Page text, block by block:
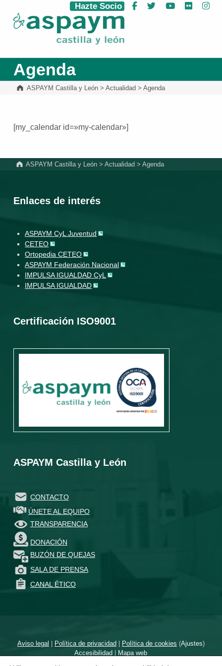
ASPAYM Castilla y León
Hazte Socio Facebook
Twitter YouTube
Flickr
Agenda
ASPAYM Castilla y León> Actualidad > Agenda
[my_calendar id=»my-calendar»]
ASPAYM Castilla y León >Actualidad >Agenda
Enlaces de interés
ASPAYM CyL Juventud
CETEO
Ortopedia CETEO
ASPAYM Federación Nacional
IMPULSA IGUALDAD CyL
IMPULSA IGUALDAD
Certificación ISO9001
ASPAYM Castilla y León
CONTACTO
ÚNETE AL EQUIPO
TRANSPARENCIA
DONACIÓN
BUZÓN DE QUEJAS
SALA DE PRENSA
CANAL ÉTICO
Aviso legal | Política de privacidad| Política de cookies (Ajustes)
Accesibilidad | Mapa web